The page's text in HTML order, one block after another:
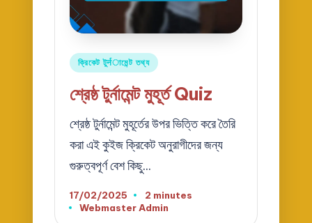
Posted
ক্রিকেট টুर्नামেন্ট তথ্য
শ্রেষ্ঠ টুর্নামেন্ট মুহূর্ত Quiz
শ্রেষ্ঠ টুর্নামেন্ট মুহূর্তের উপর ভিত্তি করে তৈরি
করা এই কুইজ ক্রিকেট অনুরাগীদের জন্য
গুরুত্বপূর্ণ বেশ কিছু…
17/02/2025
2 minutes
Posted
Webmaster Admin